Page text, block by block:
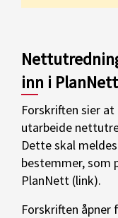
inn i PlanNett
Forskriften sier
utarbeide
Dette skal
bestemmer, som
PlanNett (link).
Forskriften